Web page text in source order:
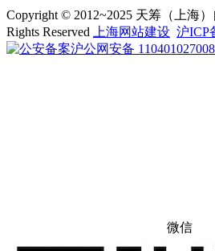
Copyright © 2012~2025 天筹（上海
Rights Reserved
上海网站建设 沪ICP
沪公网安备
微信